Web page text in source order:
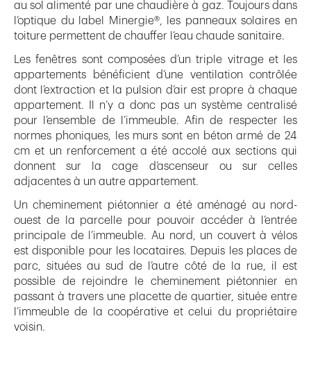
au sol alimenté par une chaudière à gaz. Toujours dans
l’optique du label Minergie®, les panneaux solaires en
toiture permettent de chauffer l’eau chaude sanitaire.
Les fenêtres sont composées d’un triple vitrage et les
appartements bénéficient d’une ventilation contrôlée
dont l’extraction et la pulsion d’air est propre à chaque
appartement. Il n’y a donc pas un système centralisé
pour l’ensemble de l’immeuble. Afin de respecter les
normes phoniques, les murs sont en béton armé de 24
cm et un renforcement a été accolé aux sections qui
donnent sur la cage d’ascenseur ou sur celles
adjacentes à un autre appartement.
Un cheminement piétonnier a été aménagé au nord-
ouest de la parcelle pour pouvoir accéder à l’entrée
principale de l’immeuble. Au nord, un couvert à vélos
est disponible pour les locataires. Depuis les places de
parc, situées au sud de l’autre côté de la rue, il est
possible de rejoindre le cheminement piétonnier en
passant à travers une placette de quartier, située entre
l’immeuble de la coopérative et celui du propriétaire
voisin.